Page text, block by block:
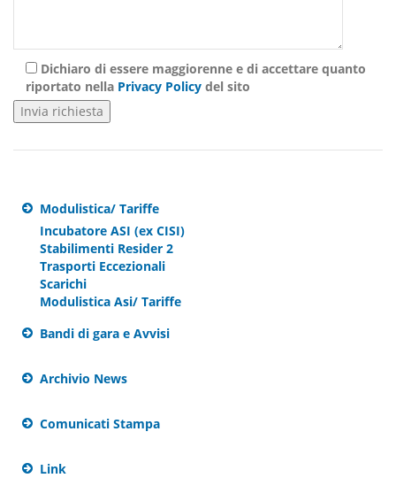
Dichiaro di essere maggiorenne e di accettare quanto
riportato nella Privacy Policy del sito
Modulistica/ Tariffe
Incubatore ASI (ex CISI)
Stabilimenti Resider 2
Trasporti Eccezionali
Scarichi
Modulistica Asi/ Tariffe
Bandi di gara e Avvisi
Archivio News
Comunicati Stampa
Link